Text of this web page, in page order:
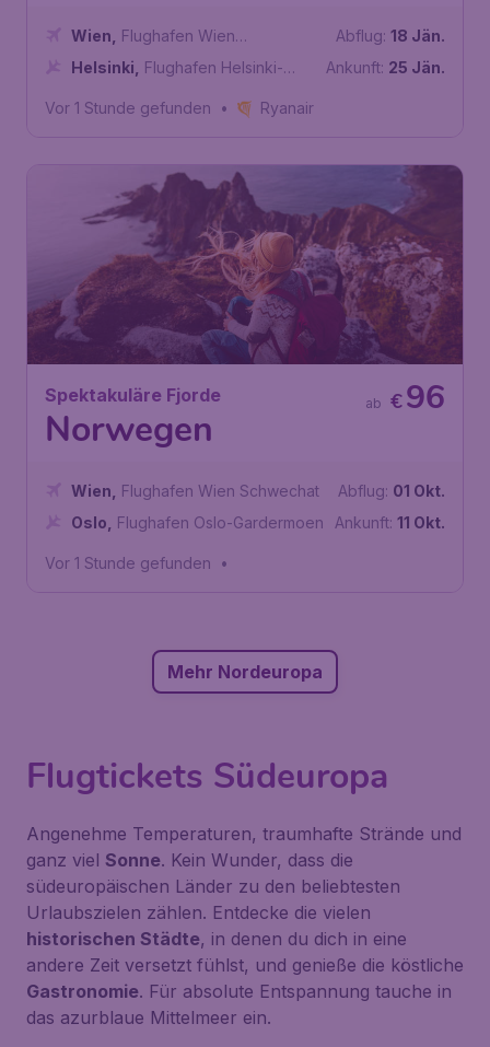
Wien
Flughafen Wien
Schwechat
Helsinki
Flughafen Helsinki-
Abflug: 18 Jän.
Ankunft: 25 Jän.
Vor 1 Stunde gefunden • Ryanair
Spektakuläre Fjorde
Norwegen
€96
ab
Wien
Flughafen Wien Schwechat
Oslo
Flughafen Oslo-Gardermoen
Abflug: 01 Okt.
Ankunft: 11 Okt.
Vor 1 Stunde gefunden •
Mehr Nordeuropa
Flugtickets Südeuropa
Angenehme Temperaturen, traumhafte Strände und
ganz viel Sonne. Kein Wunder, dass die
südeuropäischen Länder zu den beliebtesten
Urlaubszielen zählen. Entdecke die vielen
historischen Städte, in denen du dich in eine
andere Zeit versetzt fühlst, und genieße die köstliche
Gastronomie. Für absolute Entspannung tauche in
das azurblaue Mittelmeer ein.